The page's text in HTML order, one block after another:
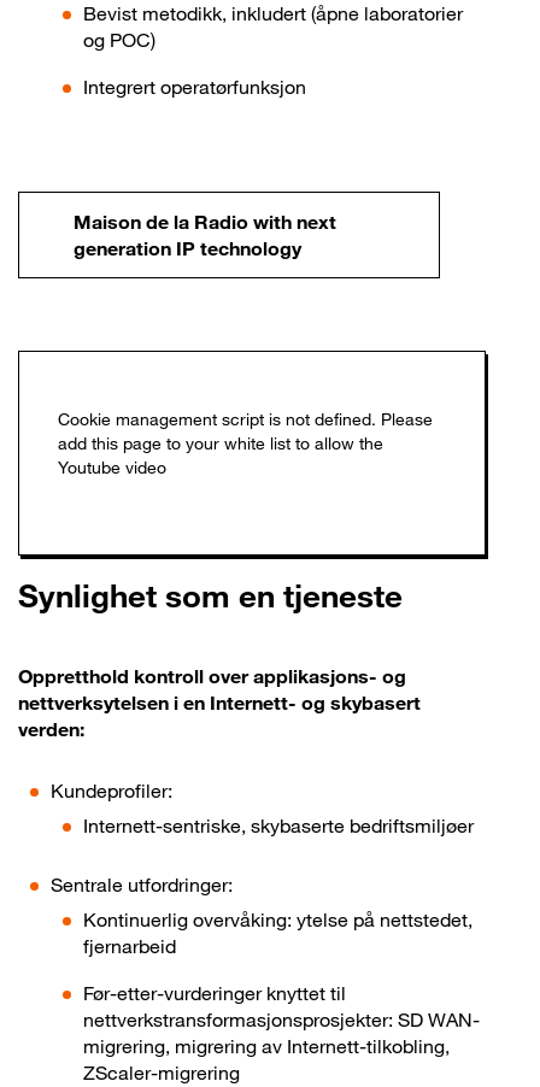
Bevist metodikk, inkludert (åpne laboratorier
og POC)
Integrert operatørfunksjon
Maison de la Radio with next
generation IP technology
Synlighet som en tjeneste
Oppretthold kontroll over applikasjons- og
nettverksytelsen i en Internett- og skybasert
verden:
Kundeprofiler:
Internett-sentriske, skybaserte bedriftsmiljøer
Sentrale utfordringer:
Kontinuerlig overvåking: ytelse på nettstedet,
fjernarbeid
Før-etter-vurderinger knyttet til
nettverkstransformasjonsprosjekter: SD WAN-
migrering, migrering av Internett-tilkobling,
ZScaler-migrering